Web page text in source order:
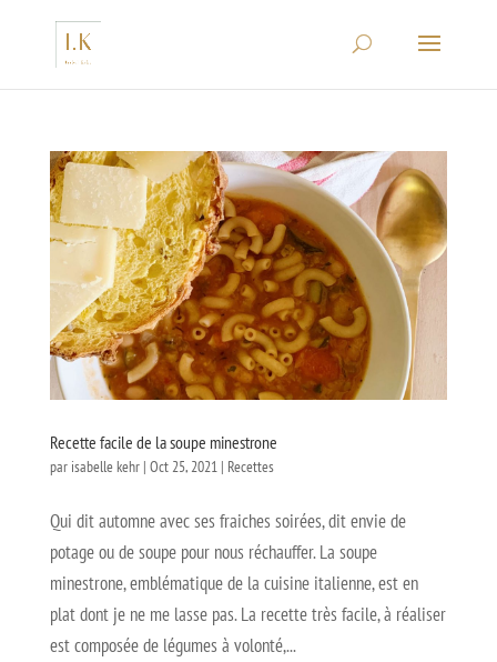
Recette facile de la soupe minestrone
par isabelle kehr| Oct 25, 2021| Recettes
Qui dit automne avec ses fraiches soirées, dit envie de
potage ou de soupe pour nous réchauffer. La soupe
minestrone, emblématique de la cuisine italienne, est en
plat dont je ne me lasse pas. La recette très facile, à réaliser
est composée de légumes à volonté,...